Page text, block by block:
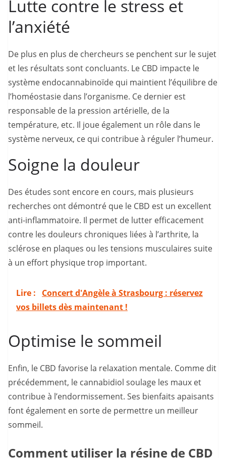
Lutte contre le stress et
l’anxiété
De plus en plus de chercheurs se penchent sur le sujet
et les résultats sont concluants. Le CBD impacte le
système endocannabinoïde qui maintient l’équilibre de
l’homéostasie dans l’organisme. Ce dernier est
responsable de la pression artérielle, de la
température, etc. Il joue également un rôle dans le
système nerveux, ce qui contribue à réguler l’humeur.
Soigne la douleur
Des études sont encore en cours, mais plusieurs
recherches ont démontré que le CBD est un excellent
anti-inflammatoire. Il permet de lutter efficacement
contre les douleurs chroniques liées à l’arthrite, la
sclérose en plaques ou les tensions musculaires suite
à un effort physique trop important.
Lire :
Concert d'Angèle à Strasbourg : réservez
vos billets dès maintenant !
Optimise le sommeil
Enfin, le CBD favorise la relaxation mentale. Comme dit
précédemment, le cannabidiol soulage les maux et
contribue à l’endormissement. Ses bienfaits apaisants
font également en sorte de permettre un meilleur
sommeil.
Comment utiliser la résine de CBD